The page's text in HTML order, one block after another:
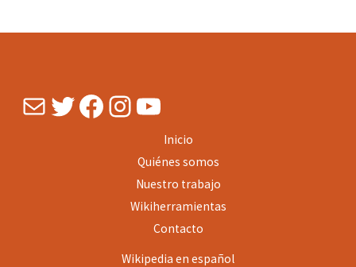
MailTwitter
Facebook
Instagram
YouTube
Inicio
Quiénes somos
Nuestro trabajo
Wikiherramientas
Contacto
Wikipedia en español